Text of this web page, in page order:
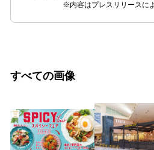
※内容はプレスリリースに
すべての画像